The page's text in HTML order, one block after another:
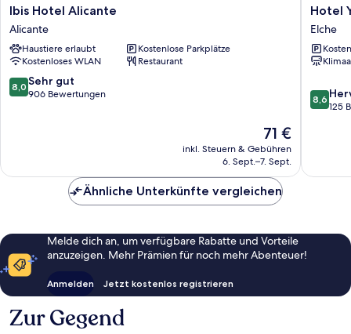
Ibis
Hotel
Alicante
Alicante
Ibis Hotel Alicante
Alicante
Haustiere erlaubt
Kostenlose Parkplätze
Kostenloses WLAN
Restaurant
8.0
von
8,0 Sehr gut
906 Bewertungen
Der
Preis
beträgt
71 €
inkl. Steuern & Gebühren
6. Sept.–7. Sept.
Hotel
YIT
Ciudad
de
Elche
Hotel
Elche
8.6
von
8,6
125
Ähnliche Unterkünfte vergleichen
Melde dich an, um verfügbare Rabatte und Vorteile
anzuzeigen. Mehr Prämien für noch mehr Abenteuer!
Anmelden Jetzt kostenlos registrieren
Zur Gegend